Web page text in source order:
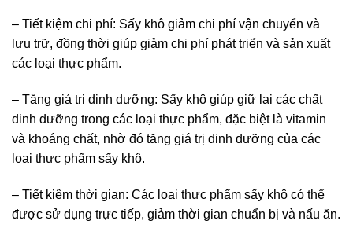
– Tiết kiệm chi phí: Sấy khô giảm chi phí vận chuyển và
lưu trữ, đồng thời giúp giảm chi phí phát triển và sản xuất
các loại thực phẩm.
– Tăng giá trị dinh dưỡng: Sấy khô giúp giữ lại các chất
dinh dưỡng trong các loại thực phẩm, đặc biệt là vitamin
và khoáng chất, nhờ đó tăng giá trị dinh dưỡng của các
loại thực phẩm sấy khô.
– Tiết kiệm thời gian: Các loại thực phẩm sấy khô có thể
được sử dụng trực tiếp, giảm thời gian chuẩn bị và nấu ăn.